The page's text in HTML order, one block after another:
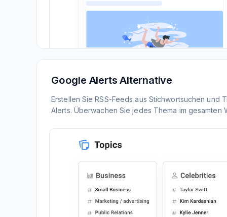
Google Alerts Alternative
Erstellen Sie RSS-Feeds aus Stichwortsuchen und
Alerts. Überwachen Sie jedes Thema im gesamten